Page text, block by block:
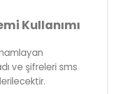
Kullanımı
ve şifreleri sms